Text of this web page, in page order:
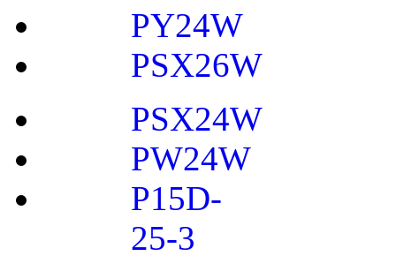
PY24W
PSX26W
PSX24W
PW24W
P15D-
25-3